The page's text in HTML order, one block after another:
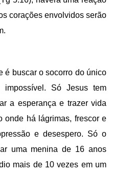
corações envolvidos serão
buscar o socorro do único
Só Jesus tem
a esperança e trazer vida
onde há lágrimas, frescor e
e desespero. Só o
uma menina de 16 anos
mais de 10 vezes em um